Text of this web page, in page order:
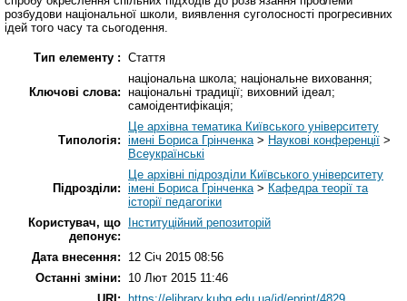
розбудови національної школи, виявлення суголосності прогресивних
ідей того часу та сьогодення.
Тип елементу : Стаття
Ключові слова:
національна школа; національне виховання;
національні традиції; виховний ідеал;
самоідентифікація;
Типологія:
Це архівна тематика Київського університету
імені Бориса Грінченка> Наукові конференції >
Всеукраїнські
Підрозділи:
Це архівні підрозділи Київського університету
імені Бориса Грінченка> Кафедра теорії та
історії педагогіки
Користувач, що
депонує:
Інституційний репозиторій
Дата внесення:
12 Січ 2015 08:56
Останні зміни:
10 Лют 2015 11:46